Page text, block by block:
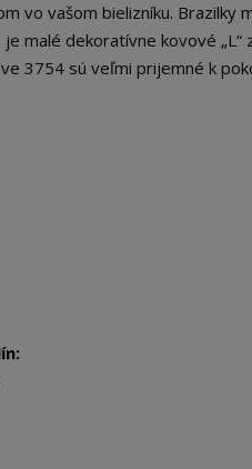
vo vašom bielizníku. Brazilky
malé dekoratívne kovové „L“
3754 sú veľmi prijemné k